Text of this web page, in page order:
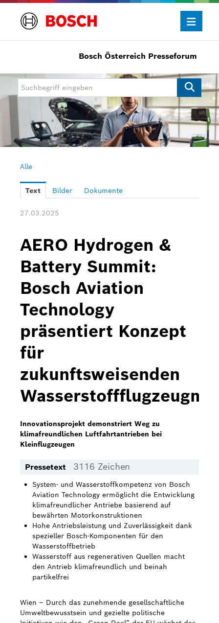
Presseinformationen
Allgemein/Wirtschaft
Bosch Innovationspreis
eBike Systems
Mobility
Power Tools
Buderus
Pressemappen
Hausgeräte
Downloads
Pressemappen
Fotos
Videos
Über uns
Karriere bei Bosch in Österreich
Kontakt
Bosch Österreich Presseforum
Alle
Text Bilder Dokumente
27.03.2025
AERO Hydrogen &
Battery Summit:
Bosch Aviation
Technology
präsentiert Konzept
für
zukunftsweisenden
Innovationsprojekt demonstriert Weg zu
klimafreundlichen Luftfahrtantrieben bei
Kleinflugzeugen
Pressetext 3116 Zeichen
System- und Wasserstoffkompetenz von Bosch
Aviation Technology ermöglicht die Entwicklung
klimafreundlicher Antriebe basierend auf
bewährten Motorkonstruktionen
Hohe Antriebsleistung und Zuverlässigkeit dank
spezieller Bosch-Komponenten für den
Wasserstoffbetrieb
Wasserstoff aus regenerativen Quellen macht
den Antrieb klimafreundlich und beinah
partikelfrei
Wien – Durch das zunehmende gesellschaftliche
Umweltbewusstsein und gezielte politische